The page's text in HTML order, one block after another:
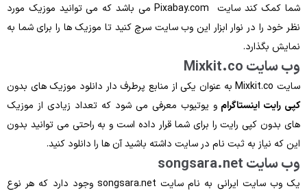
شما کمک کند سایت Pixabay.com می ‌باشد که می ‌توانید موزیک مورد
نظر خود را در نوار ابزار این وب سایت سرچ کنید تا موزیک‌ ها را برای شما به
نمایش بگذارد.
وب ‌سایت Mixkit.co
سایت Mixkit.co به‌ عنوان یکی از منابع پرطرف ‌دار دانلود موزیک ‌های بدون
کپی‌ رایت اینستاگرام و یوتیوب معرفی می‌ شود که تعداد زیادی از موزیک
‌های بدون کپی ‌رایت را برای شما قرار داده‌ است و به‌ راحتی می ‌توانید بدون
این ‌که نیاز به ثبت ‌نام در سایت داشته باشید آن ‌ها را دانلود کنید.
وب‌ سایت songsara.net
یک وب ‌سایت ایرانی به نام سایت songsara.net وجود دارد که هر نوع